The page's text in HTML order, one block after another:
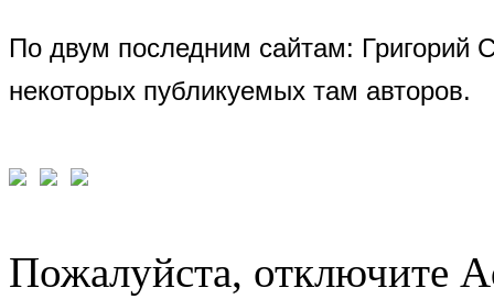
По двум последним сайтам: Григорий
некоторых публикуемых там авторов.
Пожалуйста, отключите